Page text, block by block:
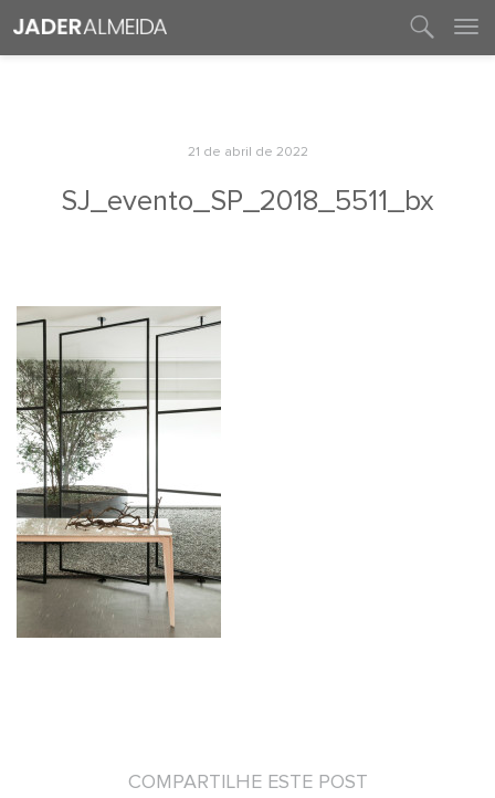
21 de abril de 2022
SJ_evento_SP_2018_5511_bx
COMPARTILHE ESTE POST